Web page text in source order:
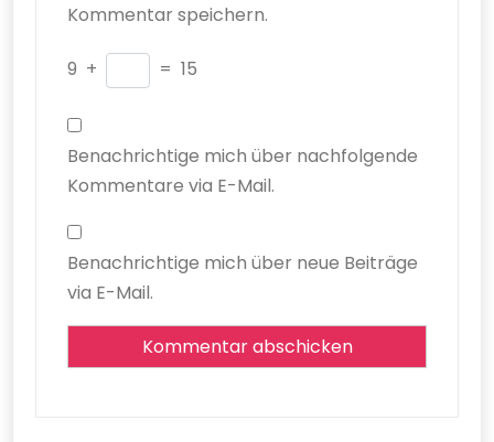
Kommentar speichern.
9 + = 15
Benachrichtige mich über nachfolgende
Kommentare via E-Mail.
Benachrichtige mich über neue Beiträge
via E-Mail.